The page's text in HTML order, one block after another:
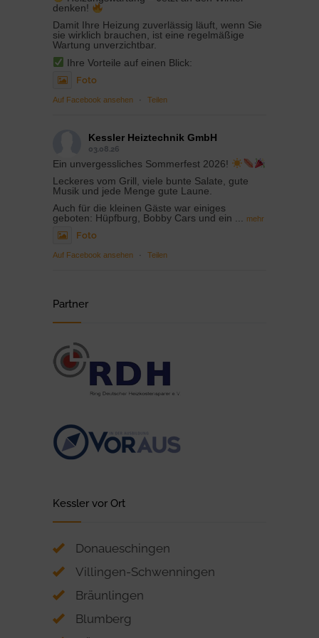
denken!
Damit Ihre Heizung zuverlässig läuft, wenn Sie
sie wirklich brauchen, ist eine regelmäßige
Wartung unverzichtbar.
Ihre Vorteile auf einen Blick:
Foto
Auf Facebook ansehen · Teilen
Kessler Heiztechnik GmbH
03.08.26
Ein unvergessliches Sommerfest 2026!
Leckeres vom Grill, viele bunte Salate, gute
Musik und jede Menge gute Laune.
Auch für die kleinen Gäste war einiges
geboten: Hüpfburg, Bobby Cars und ein
mehr
Foto
Auf Facebook ansehen · Teilen
Partner
Kessler vor Ort
Donaueschingen
Villingen-Schwenningen
Bräunlingen
Blumberg